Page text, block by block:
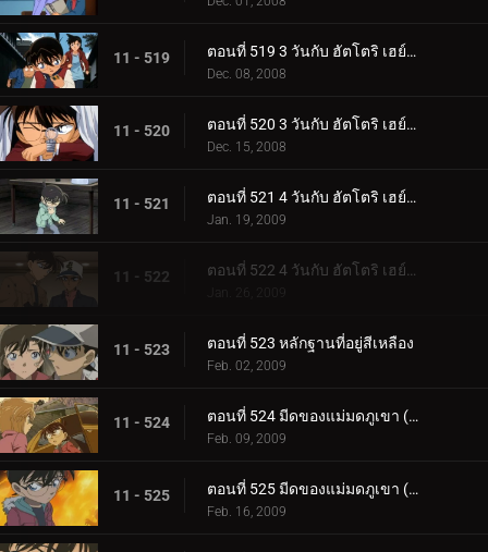
11 - 519 ตอนที่ 519 3 วันกับ ฮัตโตริ เฮย์จิ (ตอนพิเศษ 1)
Dec. 08, 2008
11 - 520 ตอนที่ 520 3 วันกับ ฮัตโตริ เฮย์จิ (ตอนพิเศษ 2)
Dec. 15, 2008
11 - 521 ตอนที่ 521 4 วันกับ ฮัตโตริ เฮย์จิ (ตอนพิเศษ 3)
Jan. 19, 2009
11 - 522 ตอนที่ 522 4 วันกับ ฮัตโตริ เฮย์จิ (ตอนพิเศษ 4)
Jan. 26, 2009
11 - 523 ตอนที่ 523 หลักฐานที่อยู่สีเหลือง
Feb. 02, 2009
11 - 524 ตอนที่ 524 มีดของแม่มดภูเขา (ตอน 1)
Feb. 09, 2009
11 - 525 ตอนที่ 525 มีดของแม่มดภูเขา (ตอน 2)
Feb. 16, 2009